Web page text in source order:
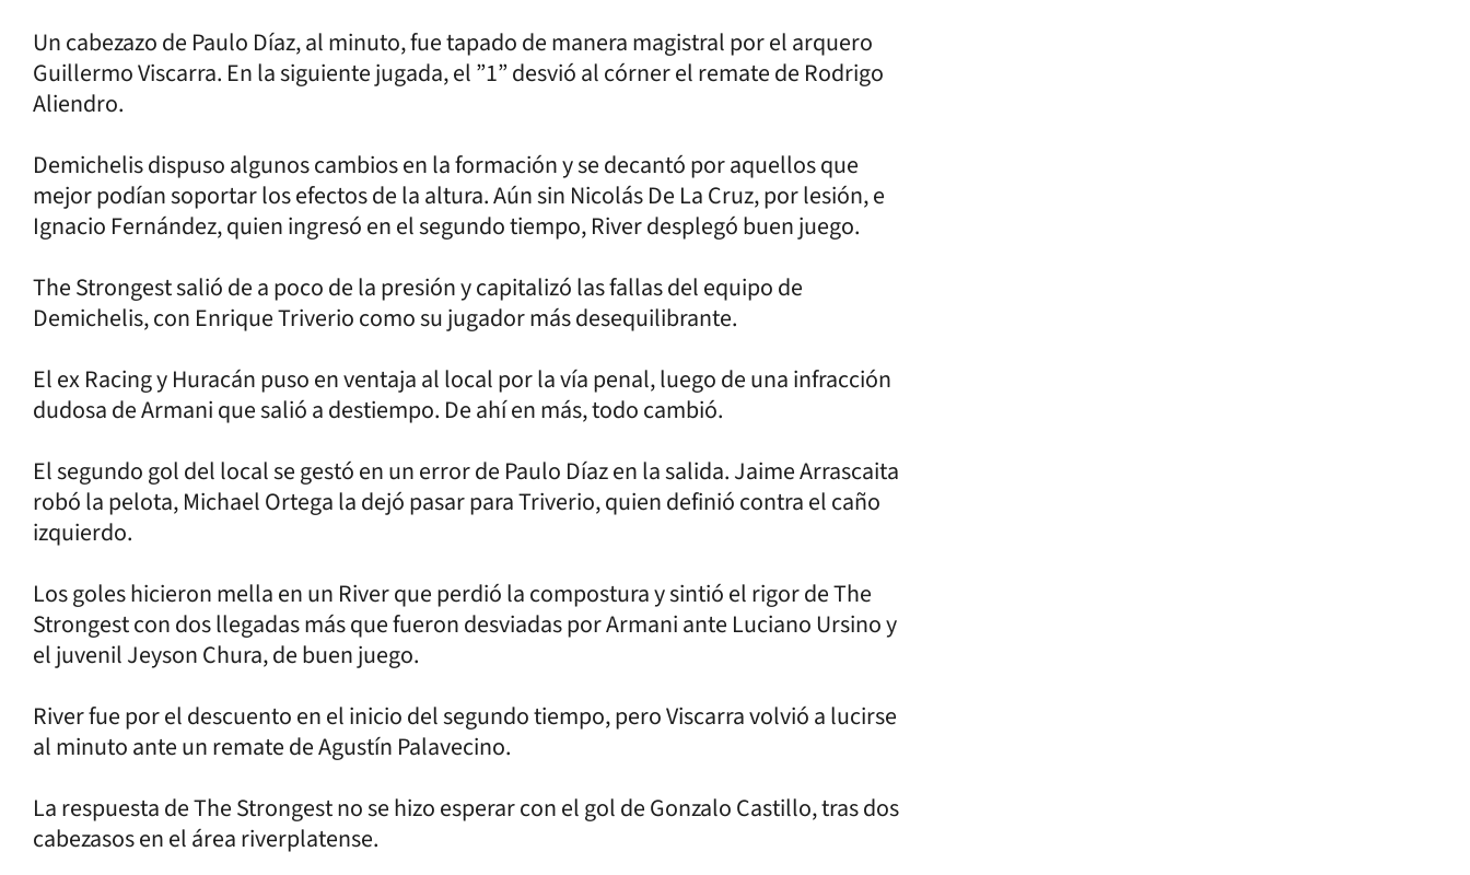
Un cabezazo de Paulo Díaz, al minuto, fue tapado de manera magistral por el arquero
Guillermo Viscarra. En la siguiente jugada, el ”1” desvió al córner el remate de Rodrigo
Aliendro.
Demichelis dispuso algunos cambios en la formación y se decantó por aquellos que
mejor podían soportar los efectos de la altura. Aún sin Nicolás De La Cruz, por lesión, e
Ignacio Fernández, quien ingresó en el segundo tiempo, River desplegó buen juego.
The Strongest salió de a poco de la presión y capitalizó las fallas del equipo de
Demichelis, con Enrique Triverio como su jugador más desequilibrante.
El ex Racing y Huracán puso en ventaja al local por la vía penal, luego de una infracción
dudosa de Armani que salió a destiempo. De ahí en más, todo cambió.
El segundo gol del local se gestó en un error de Paulo Díaz en la salida. Jaime Arrascaita
robó la pelota, Michael Ortega la dejó pasar para Triverio, quien definió contra el caño
izquierdo.
Los goles hicieron mella en un River que perdió la compostura y sintió el rigor de The
Strongest con dos llegadas más que fueron desviadas por Armani ante Luciano Ursino y
el juvenil Jeyson Chura, de buen juego.
River fue por el descuento en el inicio del segundo tiempo, pero Viscarra volvió a lucirse
al minuto ante un remate de Agustín Palavecino.
La respuesta de The Strongest no se hizo esperar con el gol de Gonzalo Castillo, tras dos
cabezasos en el área riverplatense.